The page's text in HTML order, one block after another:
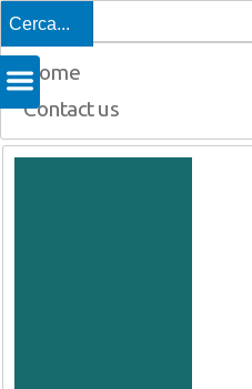
Top
Home
Contact us